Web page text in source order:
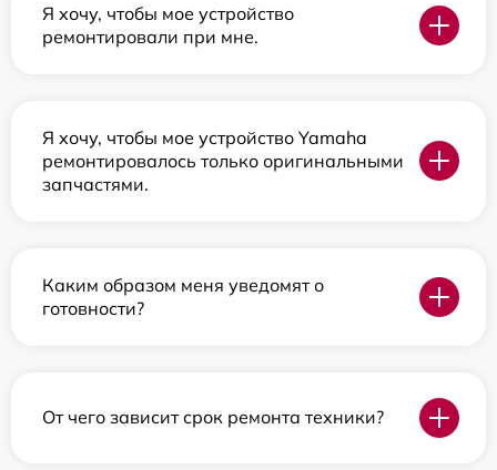
Я хочу, чтобы мое устройство
ремонтировали при мне.
Я хочу, чтобы мое устройство Yamaha
ремонтировалось только оригинальными
запчастями.
Каким образом меня уведомят о
готовности?
От чего зависит срок ремонта техники?